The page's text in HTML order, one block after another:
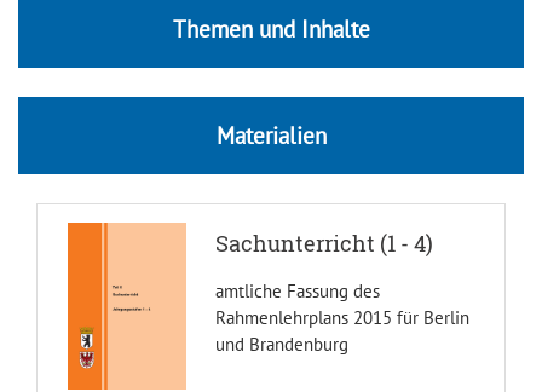
Themen und Inhalte
Materialien
Sachunterricht (1 - 4)
amtliche Fassung des
Rahmenlehrplans 2015 für Berlin
und Brandenburg